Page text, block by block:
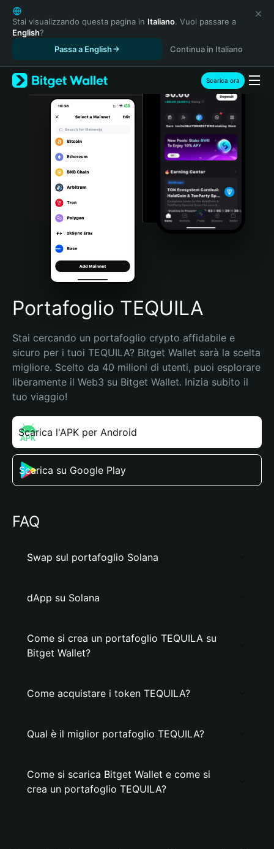
English
日本語
Tiếng Việt
Español (Latinoamérica)
Türkçe
Italiano
Português (Portugal)
Bahasa Indonesia
Português (Brasil)
Español (Argentina)
Stai visualizzando questa pagina in Italiano. Vuoi passare a
English?
Passa a English
Continua in Italiano
Scarica ora
Portafoglio TEQUILA
Stai cercando un portafoglio crypto affidabile e
sicuro per i tuoi TEQUILA? Bitget Wallet sarà la scelta
migliore. Scelto da 40 milioni di utenti, puoi esplorare
liberamente il Web3 su Bitget Wallet. Inizia subito il
tuo viaggio!
Scarica l'APK per Android
Scarica su Google Play
FAQ
Swap sul portafoglio Solana
dApp su Solana
Come si crea un portafoglio TEQUILA su
Bitget Wallet?
Come acquistare i token TEQUILA?
Qual è il miglior portafoglio TEQUILA?
Come si scarica Bitget Wallet e come si
crea un portafoglio TEQUILA?